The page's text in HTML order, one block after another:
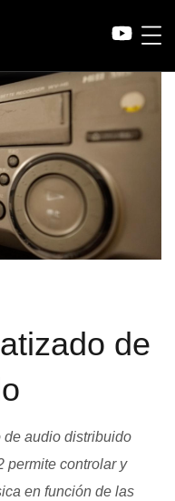
de
de audio distribuido
permite controlar y
en función de las